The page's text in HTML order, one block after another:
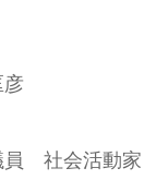
員 社会活動